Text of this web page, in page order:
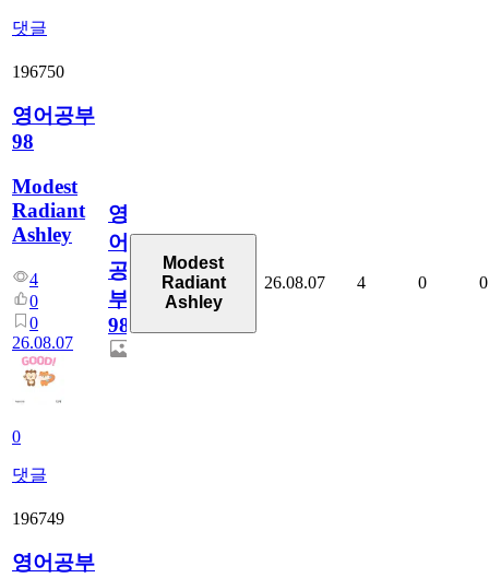
댓글
196750
영어공부
98
Modest
Radiant
Ashley
4
0
0
26.08.07
0
댓글
영
어
공
부
98
Modest
Radiant
Ashley
26.08.07 4 0 0
196749
영어공부